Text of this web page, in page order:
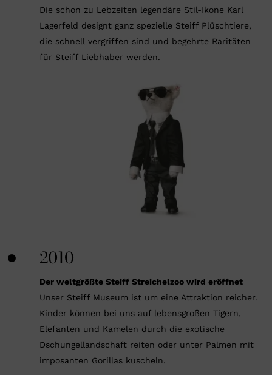
Die schon zu Lebzeiten legendäre Stil-Ikone Karl
Lagerfeld designt ganz spezielle Steiff Plüschtiere,
die schnell vergriffen sind und begehrte Raritäten
für Steiff Liebhaber werden.
2010
Der weltgrößte Steiff Streichelzoo wird eröffnet
Unser Steiff Museum ist um eine Attraktion reicher.
Kinder können bei uns auf lebensgroßen Tigern,
Elefanten und Kamelen durch die exotische
Dschungellandschaft reiten oder unter Palmen mit
imposanten Gorillas kuscheln.